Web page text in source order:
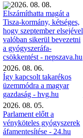
2026. 08. 08.
Elszámíthatta magát a
Tisza-kormány, kétséges,
hogy szeptember elsejével
valóban sikerül bevezetni
a gyógyszeráfa-
csökkentést - nepszava.hu
2026. 08. 06.
Így kapcsolt takarékos
üzemmódra a magyar
gazdaság - hvg.hu
2026. 08. 05.
Parlament előtt a
vényköteles gyógyszerek
áfamentesítése - 24.hu